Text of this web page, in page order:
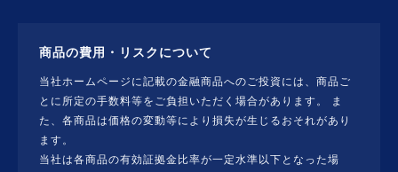
商品の費用・リスクについて
当社ホームページに記載の金融商品へのご投資には、商品ご
とに所定の手数料等をご負担いただく場合があります。 ま
た、各商品は価格の変動等により損失が生じるおそれがあり
ます。
当社は各商品の有効証拠金比率が一定水準以下となった場